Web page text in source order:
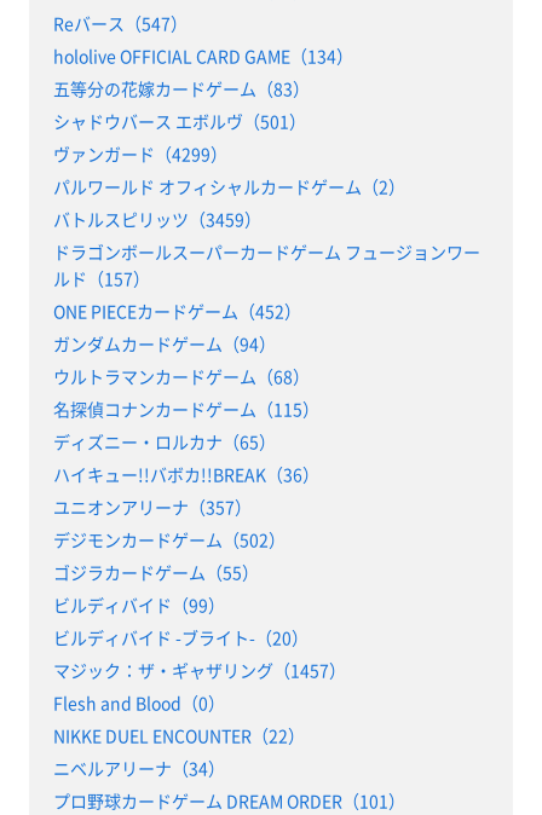
Reバース（547）
hololive OFFICIAL CARD GAME（134）
五等分の花嫁カードゲーム（83）
シャドウバース エボルヴ（501）
ヴァンガード（4299）
パルワールド オフィシャルカードゲーム（2）
バトルスピリッツ（3459）
ドラゴンボールスーパーカードゲーム フュージョンワー
ルド（157）
ONE PIECEカードゲーム（452）
ガンダムカードゲーム（94）
ウルトラマンカードゲーム（68）
名探偵コナンカードゲーム（115）
ディズニー・ロルカナ（65）
ハイキュー!!バボカ!!BREAK（36）
ユニオンアリーナ（357）
デジモンカードゲーム（502）
ゴジラカードゲーム（55）
ビルディバイド（99）
ビルディバイド -ブライト-（20）
マジック：ザ・ギャザリング（1457）
Flesh and Blood（0）
NIKKE DUEL ENCOUNTER（22）
ニベルアリーナ（34）
プロ野球カードゲーム DREAM ORDER（101）